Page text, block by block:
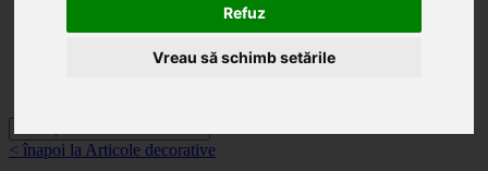
Refuz
Vreau să schimb setările
Categorii
< înapoi la Articole decorative